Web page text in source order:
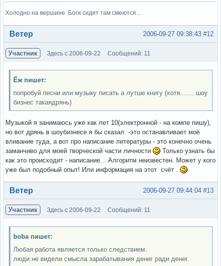
Холодно на вершине. Боги сидят там смеются...
Вне форума #12
2006-09-27 09:38:43
Ветер
Участник Здесь с 2006-09-22 Сообщений: 11
Ёж пишет:
попробуй песни или музыку писать а лутше книгу (хотя....... шоу
бизнес такаядрянь)
Музыкой я занимаюсь уже как лет 10(электронной - на компе пишу),
но вот дрянь в шоубизнесе я бы сказал -это останавливает моё
вливание туда, а вот про написание литературы - это конечно очень
заманчиво для моей творческой части личности
Только узнать бы
как это происходит - написание... Алгоритм неизвестен. Может у кого
уже был подобный опыт! Или информация на этот счёт .
Вне форума #13
2006-09-27 09:44:04
Ветер
Участник Здесь с 2006-09-22 Сообщений: 11
boba пишет:
Любая работа является только следствием.
люди не видели смысла зарабатывания денег ради денег.